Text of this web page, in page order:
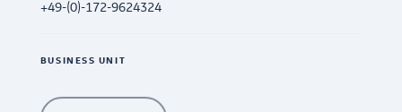
+49-(0)-172-9624324
BUSINESS UNIT